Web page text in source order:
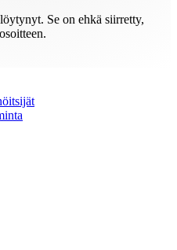
Se on ehkä siirretty,